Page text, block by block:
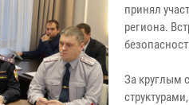
принял
региона.
За круглым